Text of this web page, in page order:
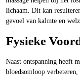
lichaam. Dit kan
gevoel van kalmte en
Fysieke
Naast ontspanning heeft
bloedsomloop